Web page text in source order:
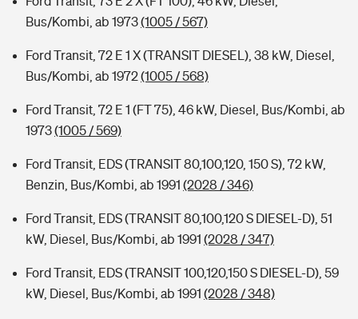
Bus/Kombi, ab 1973(1005 / 567)
Ford Transit, 72 E 1 X (TRANSIT DIESEL), 38 kW, Diesel,
Bus/Kombi, ab 1972(1005 / 568)
Ford Transit, 72 E 1 (FT 75), 46 kW, Diesel, Bus/Kombi, ab
1973(1005 / 569)
Ford Transit, EDS (TRANSIT 80,100,120, 150 S), 72 kW,
Benzin, Bus/Kombi, ab 1991 (2028 / 346)
Ford Transit, EDS (TRANSIT 80,100,120 S DIESEL-D), 51
kW, Diesel, Bus/Kombi, ab 1991 (2028 / 347)
Ford Transit, EDS (TRANSIT 100,120,150 S DIESEL-D), 59
kW, Diesel, Bus/Kombi, ab 1991 (2028 / 348)